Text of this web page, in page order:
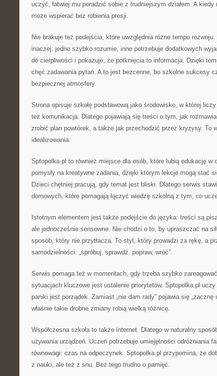
uczyć, łatwiej mu poradzić sobie z trudniejszym działem. A
może wspierać bez robienia presji.
Nie brakuje też podejścia, które uwzględnia różne tempo
inaczej: jedno szybko rozumie, inne potrzebuje dodatkowych
do cierpliwości i pokazuje, że potknięcia to informacja. Dzięki
chęć zadawania pytań. A to jest bezcenne, bo szkolne sukcesy
bezpiecznej atmosfery.
Strona opisuje szkołę podstawową jako środowisko, w której
też komunikacja. Dlatego pojawiają się treści o tym, jak
zrobić plan powtórek, a także jak przechodzić przez kryzysy. To
idealizowania.
Sptopolka.pl to również miejsce dla osób, które lubią edukację w
pomysły na kreatywne zadania, dzięki którym lekcje mogą stać
Dzieci chętniej pracują, gdy temat jest bliski. Dlatego serwis
domowych, które pomagają łączyć wiedzę szkolną z tym, co
Istotnym elementem jest także podejście do języka: treści są
ale jednocześnie sensowne. Nie chodzi o to, by upraszczać na
sposób, który nie przytłacza. To styl, który prowadzi za rękę, a
samodzielności: „spróbuj, sprawdź, popraw, wróć”.
Serwis pomaga też w momentach, gdy trzeba szybko
sytuacjach kluczowe jest ustalenie priorytetów. Sptopolka.pl
paniki jest porządek. Zamiast „nie dam rady” pojawia się „zacznę
właśnie takie drobne zmiany robią wielką różnicę.
Współczesna szkoła to także internet. Dlatego w naturalny
używania urządzeń. Uczeń potrzebuje umiejętności odróżniania
równowagi: czas na odpoczynek. Sptopolka.pl przypomina, że
z nauki, ale też z snu. Bez tego trudno o pamięć.